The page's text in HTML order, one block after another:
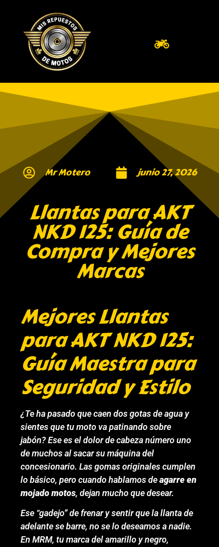
Mr Motero junio 27, 2026
Llantas para AKT
NKD 125: Guía de
Compra y Mejores
Marcas
Mejores Llantas
para AKT NKD 125:
Guía Maestra para
Seguridad y Estilo
¿Te ha pasado que caen dos gotas de agua y
sientes que tu moto va patinando sobre
jabón? Ese es el dolor de cabeza número uno
de muchos al sacar su máquina del
concesionario. Las gomas originales cumplen
lo básico, pero cuando hablamos deagarre en
mojado motos, dejan mucho que desear.
Ese “gadejo” de frenar y sentir que la llanta de
adelante se barre, no se lo deseamos a nadie.
En MRM, tu marca del amarillo y negro,